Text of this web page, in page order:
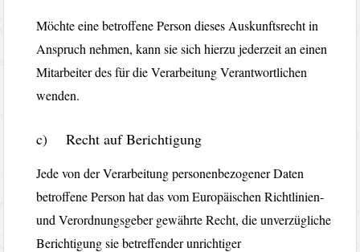
Möchte eine betroffene Person dieses Auskunftsrecht in
Anspruch nehmen, kann sie sich hierzu jederzeit an einen
Mitarbeiter des für die Verarbeitung Verantwortlichen
wenden.
c) Recht auf Berichtigung
Jede von der Verarbeitung personenbezogener Daten
betroffene Person hat das vom Europäischen Richtlinien-
und Verordnungsgeber gewährte Recht, die unverzügliche
Berichtigung sie betreffender unrichtiger